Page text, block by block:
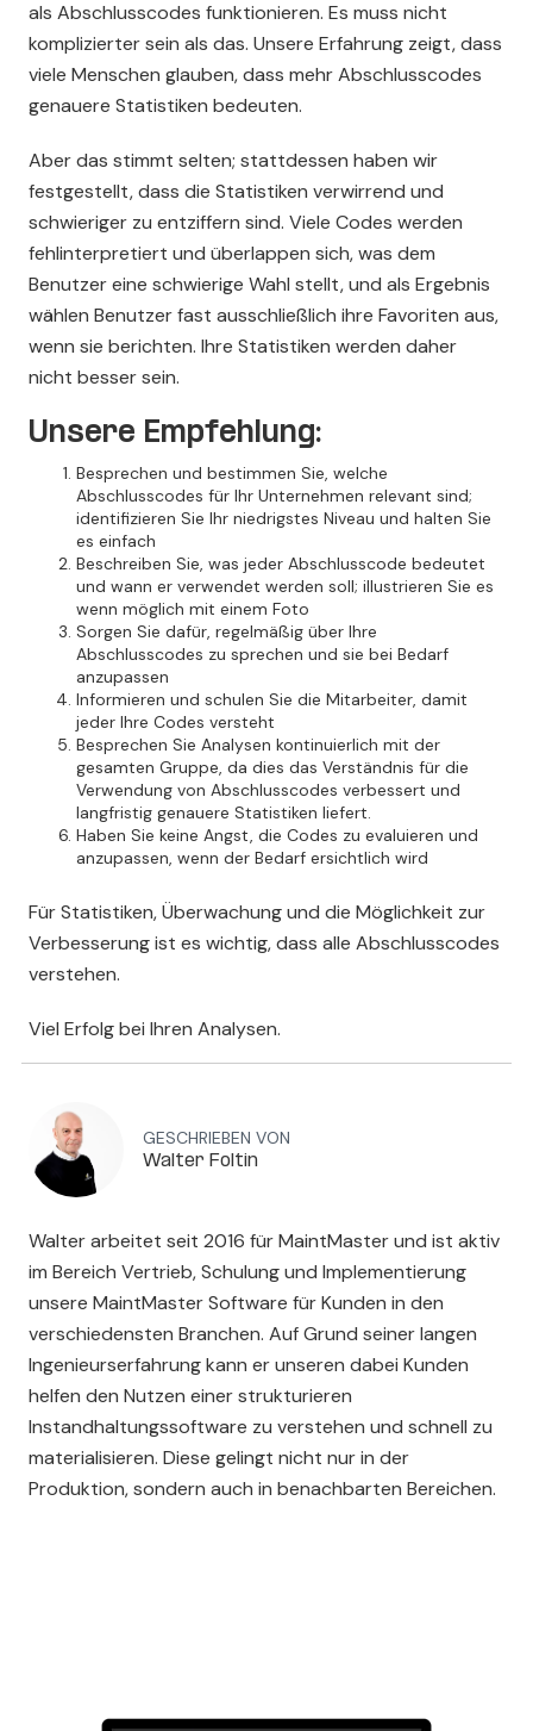
als Abschlusscodes funktionieren. Es muss nicht
komplizierter sein als das. Unsere Erfahrung zeigt, dass
viele Menschen glauben, dass mehr Abschlusscodes
genauere Statistiken bedeuten.
Aber das stimmt selten; stattdessen haben wir
festgestellt, dass die Statistiken verwirrend und
schwieriger zu entziffern sind. Viele Codes werden
fehlinterpretiert und überlappen sich, was dem
Benutzer eine schwierige Wahl stellt, und als Ergebnis
wählen Benutzer fast ausschließlich ihre Favoriten aus,
wenn sie berichten. Ihre Statistiken werden daher
nicht besser sein.
Unsere Empfehlung:
Besprechen und bestimmen Sie, welche
Abschlusscodes für Ihr Unternehmen relevant sind;
identifizieren Sie Ihr niedrigstes Niveau und halten Sie
es einfach
Beschreiben Sie, was jeder Abschlusscode bedeutet
und wann er verwendet werden soll; illustrieren Sie es
wenn möglich mit einem Foto
Sorgen Sie dafür, regelmäßig über Ihre
Abschlusscodes zu sprechen und sie bei Bedarf
anzupassen
Informieren und schulen Sie die Mitarbeiter, damit
jeder Ihre Codes versteht
Besprechen Sie Analysen kontinuierlich mit der
gesamten Gruppe, da dies das Verständnis für die
Verwendung von Abschlusscodes verbessert und
langfristig genauere Statistiken liefert.
Haben Sie keine Angst, die Codes zu evaluieren und
anzupassen, wenn der Bedarf ersichtlich wird
Für Statistiken, Überwachung und die Möglichkeit zur
Verbesserung ist es wichtig, dass alle Abschlusscodes
verstehen.
Viel Erfolg bei Ihren Analysen.
GESCHRIEBEN VON
Walter Foltin
Walter arbeitet seit 2016 für MaintMaster und ist aktiv
im Bereich Vertrieb, Schulung und Implementierung
unsere MaintMaster Software für Kunden in den
verschiedensten Branchen. Auf Grund seiner langen
Ingenieurserfahrung kann er unseren dabei Kunden
helfen den Nutzen einer strukturieren
Instandhaltungssoftware zu verstehen und schnell zu
materialisieren. Diese gelingt nicht nur in der
Produktion, sondern auch in benachbarten Bereichen.